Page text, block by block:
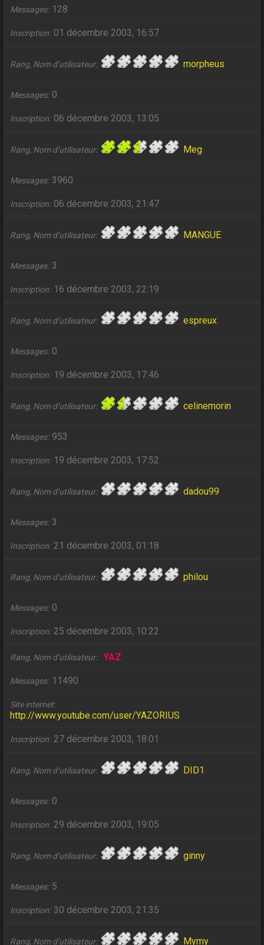
Messages 128
Inscription 01 décembre 2003, 16:57
Rang, Nom d’utilisateur morpheus
Messages 0
Inscription 06 décembre 2003, 13:05
Rang, Nom d’utilisateur Meg
Messages 3960
Inscription 06 décembre 2003, 21:47
Rang, Nom d’utilisateur MANGUE
Messages 3
Inscription 16 décembre 2003, 22:19
Rang, Nom d’utilisateur espreux
Messages 0
Inscription 19 décembre 2003, 17:46
Rang, Nom d’utilisateur celinemorin
Messages 953
Inscription 19 décembre 2003, 17:52
Rang, Nom d’utilisateur dadou99
Messages 3
Inscription 21 décembre 2003, 01:18
Rang, Nom d’utilisateur philou
Messages 0
Inscription 25 décembre 2003, 10:22
Rang, Nom d’utilisateur YAZ
Messages 11490
Site internet
http://www.youtube.com/user/YAZORIUS
Inscription 27 décembre 2003, 18:01
Rang, Nom d’utilisateur DID1
Messages 0
Inscription 29 décembre 2003, 19:05
Rang, Nom d’utilisateur ginny
Messages 5
Inscription 30 décembre 2003, 21:35
Rang, Nom d’utilisateur Mymy